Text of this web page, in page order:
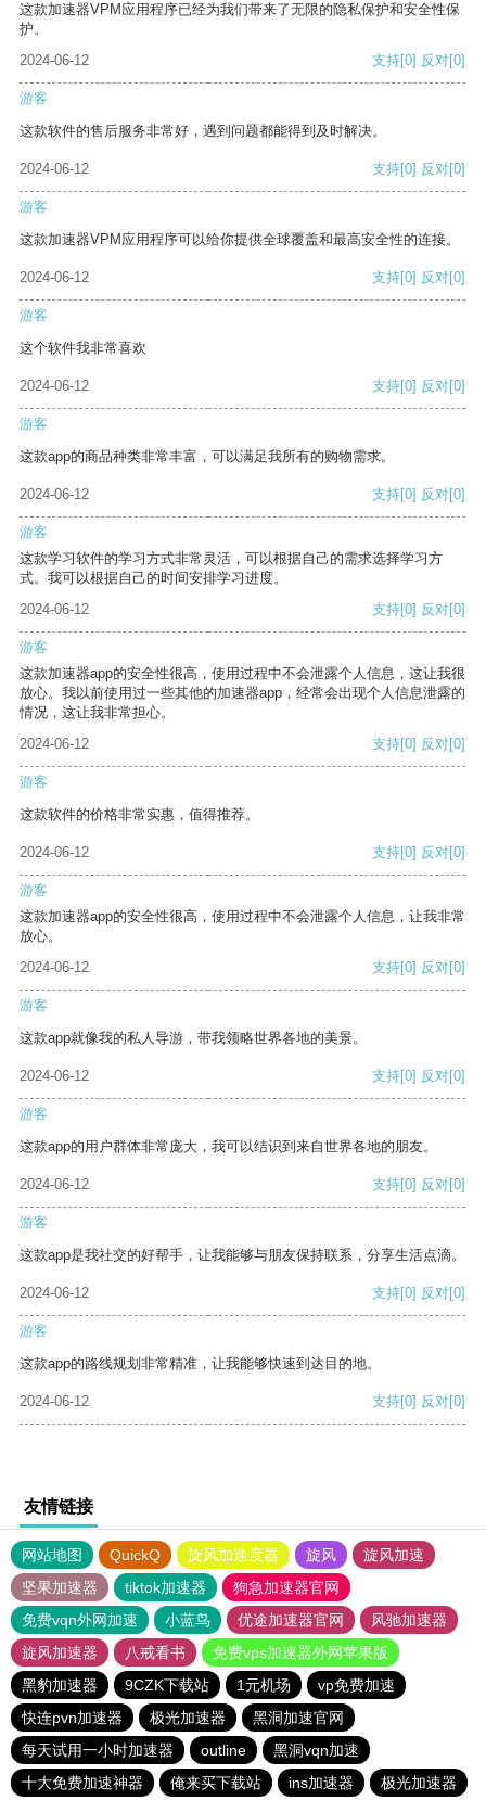
这款加速器VPM应用程序已经为我们带来了无限的隐私保护和安全性保
护。
2024-06-12
支持[0] 反对[0]
游客
这款软件的售后服务非常好，遇到问题都能得到及时解决。
2024-06-12 支持[0] 反对[0]
游客
这款加速器VPM应用程序可以给你提供全球覆盖和最高安全性的连接。
2024-06-12 支持[0] 反对[0]
游客
这个软件我非常喜欢
2024-06-12 支持[0] 反对[0]
游客
这款app的商品种类非常丰富，可以满足我所有的购物需求。
2024-06-12 支持[0] 反对[0]
游客
这款学习软件的学习方式非常灵活，可以根据自己的需求选择学习方
式。我可以根据自己的时间安排学习进度。
2024-06-12
支持[0] 反对[0]
游客
这款加速器app的安全性很高，使用过程中不会泄露个人信息，这让我很
放心。我以前使用过一些其他的加速器app，经常会出现个人信息泄露的
情况，这让我非常担心。
2024-06-12
支持[0] 反对[0]
游客
这款软件的价格非常实惠，值得推荐。
2024-06-12 支持[0] 反对[0]
游客
这款加速器app的安全性很高，使用过程中不会泄露个人信息，让我非常
放心。
2024-06-12
支持[0] 反对[0]
游客
这款app就像我的私人导游，带我领略世界各地的美景。
2024-06-12 支持[0] 反对[0]
游客
这款app的用户群体非常庞大，我可以结识到来自世界各地的朋友。
2024-06-12 支持[0] 反对[0]
游客
这款app是我社交的好帮手，让我能够与朋友保持联系，分享生活点滴。
2024-06-12 支持[0] 反对[0]
游客
这款app的路线规划非常精准，让我能够快速到达目的地。
2024-06-12 支持[0] 反对[0]
友情链接
网站地图 QuickQ 旋风加速度器 旋风
旋风加速
坚果加速器
tiktok加速器
狗急加速器官网
免费vqn外网加速
小蓝鸟 优途加速器官网
风驰加速器
旋风加速器
八戒看书
免费vps加速器外网苹果版
黑豹加速器
9CZK下载站 1元机场
vp免费加速
快连pvn加速器
极光加速器
黑洞加速官网
每天试用一小时加速器
outline
黑洞vqn加速
十大免费加速神器
俺来买下载站 ins加速器 极光加速器